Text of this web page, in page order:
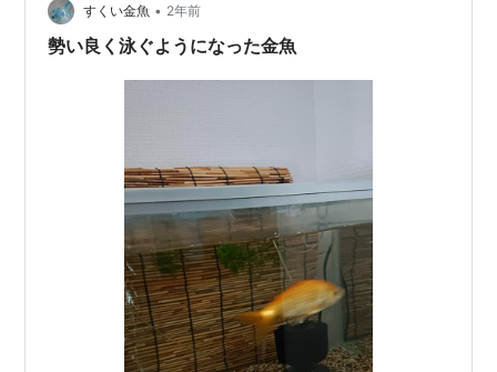
た。 水換えビフォー 長年2つ並べてたフィルター よく働
いてくれて あり…
すくい金魚 • 2年前
勢い良く泳ぐようになった金魚